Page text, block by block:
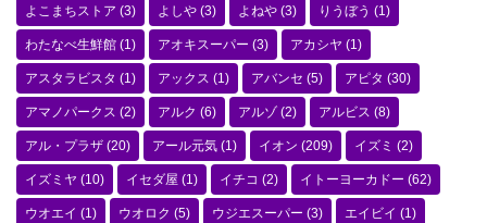
よこまちストア (3) よしや (3) よねや (3) りうぼう (1)
わたなべ生鮮館 (1) アオキスーパー (3) アカシヤ (1)
アスタラビスタ (1) アックス (1) アバンセ (5) アピタ (30)
アマノパークス (2) アルク (6) アルゾ(2) アルビス (8)
アル・プラザ (20) アール元気 (1) イオン (209) イズミ (2)
イズミヤ (10) イセダ屋 (1) イチコ (2) イトーヨーカドー (62)
ウオエイ (1) ウオロク (5) ウジエスーパー (3) エイビイ (1)